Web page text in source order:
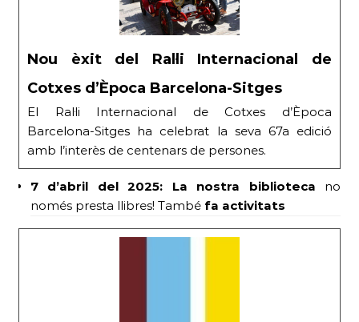
Nou èxit del Ral·li Internacional de
Cotxes d’Època Barcelona-Sitges
El Ral·li Internacional de Cotxes d’Època
Barcelona-Sitges ha celebrat la seva 67a edició
amb l’interès de centenars de persones.
7 d’abril del 2025: La nostra biblioteca no
només presta llibres! També fa activitats